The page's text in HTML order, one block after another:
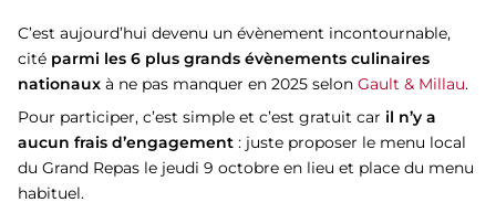
C’est aujourd’hui devenu un évènement incontournable,
cité parmi les 6 plus grands évènements culinaires
nationaux à ne pas manquer en 2025 selon Gault & Millau.
Pour participer, c’est simple et c’est gratuit car il n’y a
aucun frais d’engagement : juste proposer le menu local
du Grand Repas le jeudi 9 octobre en lieu et place du menu
habituel.